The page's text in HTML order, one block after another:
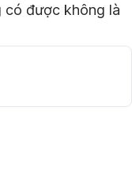
có được không là